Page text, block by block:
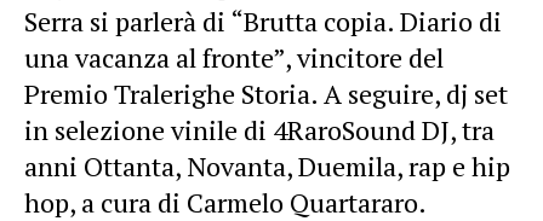
Serra si parlerà di “Brutta copia. Diario di
una vacanza al fronte”, vincitore del
Premio Tralerighe Storia. A seguire, dj set
in selezione vinile di 4RaroSound DJ, tra
anni Ottanta, Novanta, Duemila, rap e hip
hop, a cura di Carmelo Quartararo.